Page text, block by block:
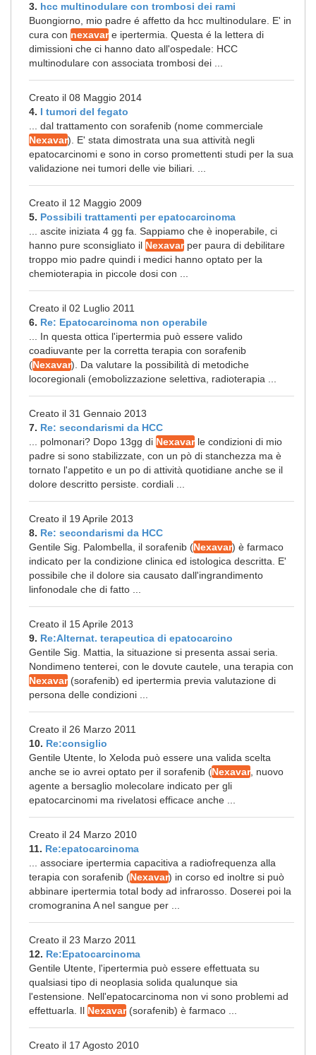
3. hcc multinodulare con trombosi dei rami
Buongiorno, mio padre é affetto da hcc multinodulare. E' in
cura con nexavar e ipertermia. Questa é la lettera di
dimissioni che ci hanno dato all'ospedale: HCC
multinodulare con associata trombosi dei ...
Creato il 08 Maggio 2014
4. I tumori del fegato
... dal trattamento con sorafenib (nome commerciale
Nexavar). E' stata dimostrata una sua attività negli
epatocarcinomi e sono in corso promettenti studi per la sua
validazione nei tumori delle vie biliari. ...
Creato il 12 Maggio 2009
5. Possibili trattamenti per epatocarcinoma
... ascite iniziata 4 gg fa. Sappiamo che è inoperabile, ci
hanno pure sconsigliato il Nexavar per paura di debilitare
troppo mio padre quindi i medici hanno optato per la
chemioterapia in piccole dosi con ...
Creato il 02 Luglio 2011
6. Re: Epatocarcinoma non operabile
... In questa ottica l'ipertermia può essere valido
coadiuvante per la corretta terapia con sorafenib
(Nexavar). Da valutare la possibilità di metodiche
locoregionali (emobolizzazione selettiva, radioterapia ...
Creato il 31 Gennaio 2013
7. Re: secondarismi da HCC
... polmonari? Dopo 13gg di Nexavar le condizioni di mio
padre si sono stabilizzate, con un pò di stanchezza ma è
tornato l'appetito e un po di attività quotidiane anche se il
dolore descritto persiste. cordiali ...
Creato il 19 Aprile 2013
8. Re: secondarismi da HCC
Gentile Sig. Palombella, il sorafenib (Nexavar) è farmaco
indicato per la condizione clinica ed istologica descritta. E'
possibile che il dolore sia causato dall'ingrandimento
linfonodale che di fatto ...
Creato il 15 Aprile 2013
9. Re:Alternat. terapeutica di epatocarcino
Gentile Sig. Mattia, la situazione si presenta assai seria.
Nondimeno tenterei, con le dovute cautele, una terapia con
Nexavar (sorafenib) ed ipertermia previa valutazione di
persona delle condizioni ...
Creato il 26 Marzo 2011
10. Re:consiglio
Gentile Utente, lo Xeloda può essere una valida scelta
anche se io avrei optato per il sorafenib (Nexavar , nuovo
agente a bersaglio molecolare indicato per gli
epatocarcinomi ma rivelatosi efficace anche ...
Creato il 24 Marzo 2010
11. Re:epatocarcinoma
... associare ipertermia capacitiva a radiofrequenza alla
terapia con sorafenib (Nexavar) in corso ed inoltre si può
abbinare ipertermia total body ad infrarosso. Doserei poi la
cromogranina A nel sangue per ...
Creato il 23 Marzo 2011
12. Re:Epatocarcinoma
Gentile Utente, l'ipertermia può essere effettuata su
qualsiasi tipo di neoplasia solida qualunque sia
l'estensione. Nell'epatocarcinoma non vi sono problemi ad
effettuarla. Il Nexavar (sorafenib) è farmaco ...
Creato il 17 Agosto 2010